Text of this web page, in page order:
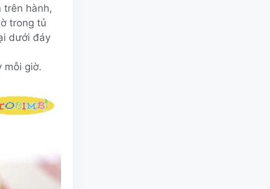
trên hành,
trong tủ
dưới đáy
mỗi giờ.